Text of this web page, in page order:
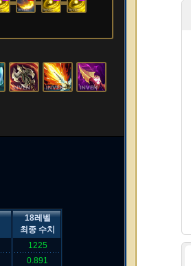
18레벨
최종 수치
1225
0.891